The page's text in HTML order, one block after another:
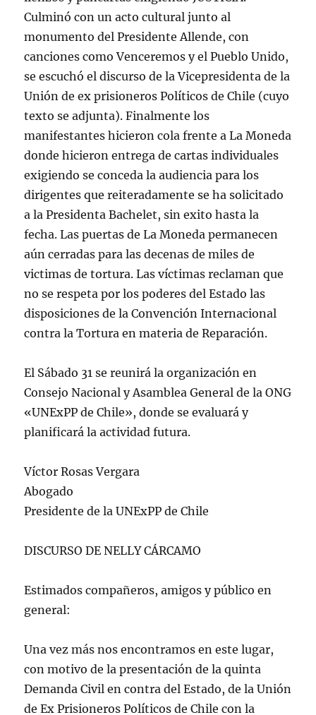
Culminó con un acto cultural junto al
monumento del Presidente Allende, con
canciones como Venceremos y el Pueblo Unido,
se escuchó el discurso de la Vicepresidenta de la
Unión de ex prisioneros Políticos de Chile (cuyo
texto se adjunta). Finalmente los
manifestantes hicieron cola frente a La Moneda
donde hicieron entrega de cartas individuales
exigiendo se conceda la audiencia para los
dirigentes que reiteradamente se ha solicitado
a la Presidenta Bachelet, sin exito hasta la
fecha. Las puertas de La Moneda permanecen
aún cerradas para las decenas de miles de
victimas de tortura. Las víctimas reclaman que
no se respeta por los poderes del Estado las
disposiciones de la Convención Internacional
contra la Tortura en materia de Reparación.
El Sábado 31 se reunirá la organización en
Consejo Nacional y Asamblea General de la ONG
«UNExPP de Chile», donde se evaluará y
planificará la actividad futura.
Víctor Rosas Vergara
Abogado
Presidente de la UNExPP de Chile
DISCURSO DE NELLY CÁRCAMO
Estimados compañeros, amigos y público en
general:
Una vez más nos encontramos en este lugar,
con motivo de la presentación de la quinta
Demanda Civil en contra del Estado, de la Unión
de Ex Prisioneros Políticos de Chile con la